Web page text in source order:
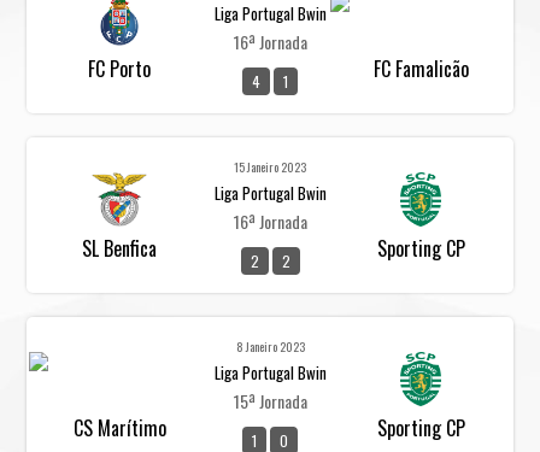
FC Porto
Liga Portugal Bwin
16ª Jornada
4 1 FC Famalicão
SL Benfica
15 Janeiro 2023
Liga Portugal Bwin
16ª Jornada
2 2 Sporting CP
CS Marítimo
8 Janeiro 2023
Liga Portugal Bwin
15ª Jornada
1 0 Sporting CP